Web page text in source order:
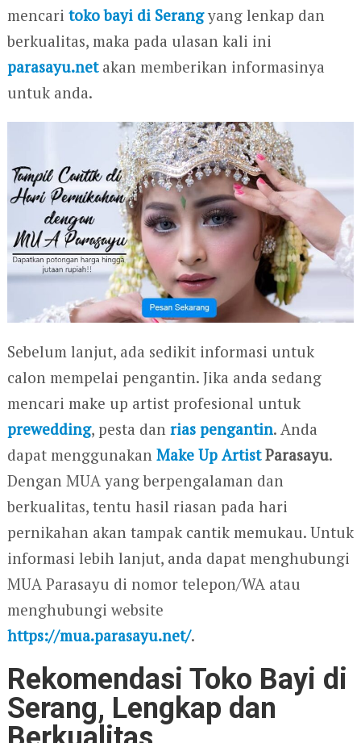
mencari toko bayi di Serangyang lenkap dan
berkualitas, maka pada ulasan kali ini
parasayu.netakan memberikan informasinya
untuk anda.
Sebelum lanjut, ada sedikit informasi untuk
calon mempelai pengantin. Jika anda sedang
mencari make up artist profesional untuk
prewedding, pesta dan rias pengantin. Anda
dapat menggunakan Make Up ArtistParasayu.
Dengan MUA yang berpengalaman dan
berkualitas, tentu hasil riasan pada hari
pernikahan akan tampak cantik memukau. Untuk
informasi lebih lanjut, anda dapat menghubungi
MUA Parasayu di nomor telepon/WA atau
menghubungi website
https://mua.parasayu.net/.
Rekomendasi Toko Bayi di
Serang, Lengkap dan